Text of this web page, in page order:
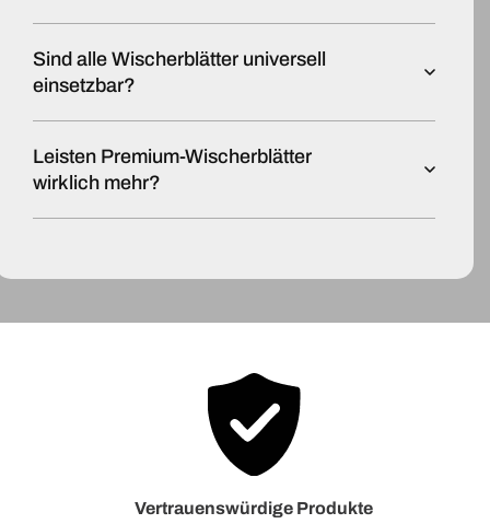
Sind alle Wischerblätter universell
einsetzbar?
Leisten Premium-Wischerblätter
wirklich mehr?
Vertrauenswürdige Produkte